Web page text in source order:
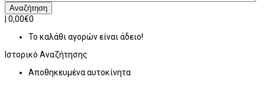
Αναζήτηση
0,00€0
Το καλάθι αγορών είναι άδειο!
Ιστορικό Αναζήτησης
Αποθηκευμένα αυτοκίνητα